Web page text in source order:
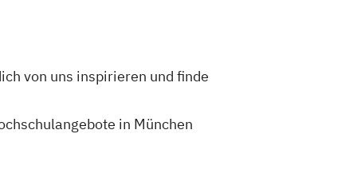
von uns inspirieren und finde
in München